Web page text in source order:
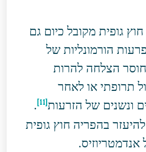
גופית מקובל כיום גם
הורמונליות של
הצלחה להרות
תרופתי או לאחר
ונשנים של הזרעות[11]
.
בהפריה חוץ גופית